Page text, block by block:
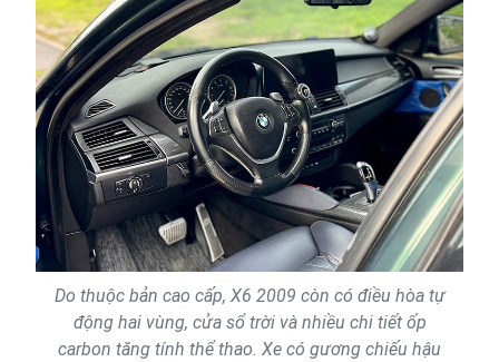
Do thuộc bản cao cấp, X6 2009 còn có điều hòa tự
động hai vùng, cửa sổ trời và nhiều chi tiết ốp
carbon tăng tính thể thao. Xe có gương chiếu hậu